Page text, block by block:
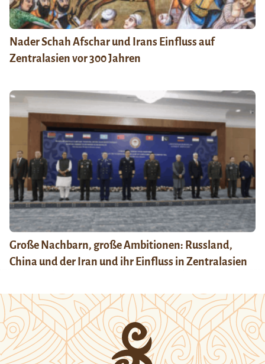
Nader Schah Afschar und Irans Einfluss auf
Zentralasien vor 300 Jahren
Große Nachbarn, große Ambitionen: Russland,
China und der Iran und ihr Einfluss in Zentralasien